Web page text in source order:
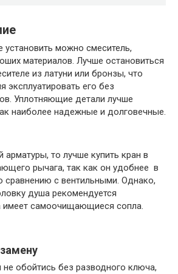
можно смеситель,
материалов. Лучше остановиться
из латуни или бронзы, что
эксплуатировать его без
Уплотняющие детали лучше
наиболее надежные и долговечные.
арматуры, то лучше купить кран в
рычага, так как он удобнее в
сравнению с вентильными. Однако,
душа рекомендуется
имеет самоочищающиеся сопла.
обойтись без разводного ключа,